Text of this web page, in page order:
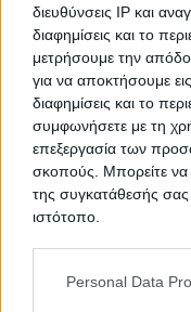
διευθύνσεις IP και
διαφημίσεις και το
μετρήσουμε την
για να αποκτήσουμε
διαφημίσεις και το
συμφωνήσετε με τη
επεξεργασία των
σκοπούς. Μπορείτε να
της συγκατάθεσής
ιστότοπο.
Please note that this
and may gather and
Personal Data
July
August
September
October
November
December
Add a Review